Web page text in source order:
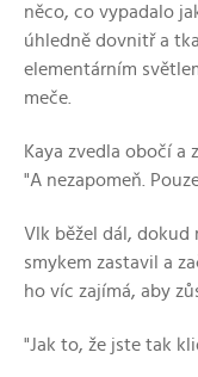
něco, co vypadalo
úhledně dovnitř a
elementárním
meče.
Kaya zvedla obočí a
"A nezapomeň.
Vlk běžel dál, dokud
smykem zastavil a
ho víc zajímá, aby
"Jak to, že jste tak